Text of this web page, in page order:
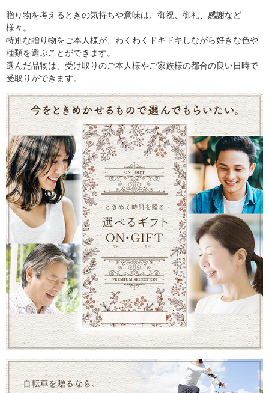
贈り物を考えるときの気持ちや意味は、御祝、御礼、感謝など
様々。
特別な贈り物をご本人様が、わくわくドキドキしながら好きな色や
種類を選ぶことができます。
選んだ品物は、受け取りのご本人様やご家族様の都合の良い日時で
受取りができます。